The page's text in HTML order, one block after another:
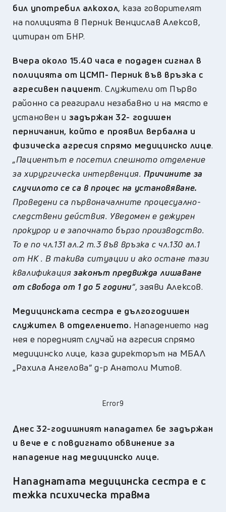
бил употребил алкохол, каза говорителят
на полицията в Перник Венцислав Алексов,
цитиран от БНР.
Вчера около 15.40 часа е подаден сигнал в
полицията от ЦСМП- Перник във връзка с
агресивен пациент. Служители от Първо
районно са реагирали незабавно и на място е
установен и задържан 32- годишен
перничанин, който е проявил вербална и
физическа агресия спрямо медицинско лице.
„Пациентът е посетил спешното отделение
за хирургическа интервенция.Причините за
случилото се са в процес на установяване.
Проведени са първоначалните процесуално-
следствени действия. Уведомен е дежурен
прокурор и е започнато бързо производство.
То е по чл.131 ал.2 т.3 във връзка с чл.130 ал.1
от НК . В такива ситуации и ако остане тази
квалификациязаконът предвижда лишаване
от свобода от 1 до 5 години“, заяви Алексов.
Медицинската сестра е дългогодишен
служител в отделението. Нападението над
нея е поредният случай на агресия спрямо
медицинско лице, каза директорът на МБАЛ
„Рахила Ангелова“ д-р Анатоли Митов.
Error9
Днес 32-годишният нападател бе задържан
и вече е с повдигнато обвинение за
нападение над медицинско лице.
Нападнатата медицинска сестра е с
тежка психическа травма